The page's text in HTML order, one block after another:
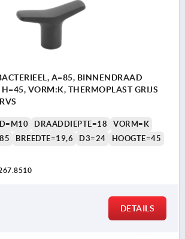
A=85, BINNENDRAAD
VORM:K, THERMOPLAST GRIJS
DRAADDIEPTE=18
VORM=K
BREEDTE=19,6 D3=24
HOOGTE=45
DETAILS